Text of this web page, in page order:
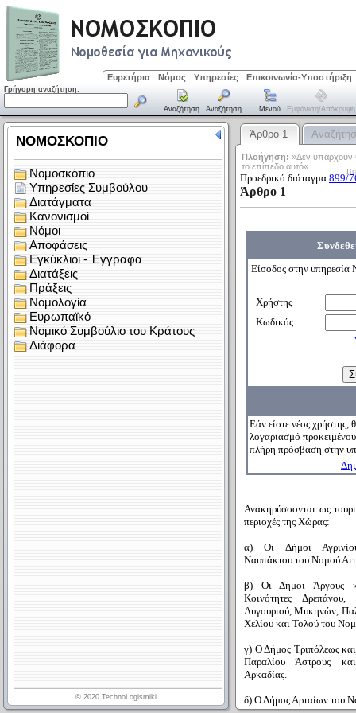
Ευρετήρια Νόμος Υπηρεσίες Επικοινωνία-Υποστήριξη
Γρήγορη αναζήτηση:
Αναζήτηση Αναζήτηση Μενού Εμφάνιση/απόκρυψη
Άρθρο 1